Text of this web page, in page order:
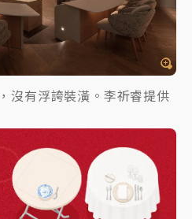
沒有浮誇裝潢。李祈睿提供